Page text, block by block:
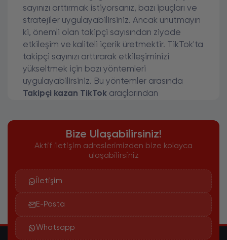
sayınızı arttırmak istiyorsanız, bazı ipuçları ve
stratejiler uygulayabilirsiniz. Ancak unutmayın
ki, önemli olan takipçi sayısından ziyade
etkileşim ve kaliteli içerik üretmektir. TikTok'ta
takipçi sayınızı arttırarak etkileşiminizi
yükseltmek için bazı yöntemleri
uygulayabilirsiniz. Bu yöntemler arasında
Takipçi kazan TikTok araçlarından
kullanmak ve diğer sosyal medya
platformlarında TikTok hesabınızı tanıtarak
takipçi kazanmak gibi stratejiler yer alabilir.
kitlelere ulaşabilir ve içeriklerinizin daha fazla
kişiye ulaşmasını sağlayabilirsiniz. Unutmayın,
TikTok'ta takipçi kazanmanın en önemli yolu,
kaliteli ve ilgi çekici içerikler üretmek ve
etkileşimi arttırmaktır.
Bize Ulaşabilirsiniz!
Aktif iletişim adreslerimizden bize kolayca
ulaşabilirsiniz
İletişim
E-Posta
Whatsapp